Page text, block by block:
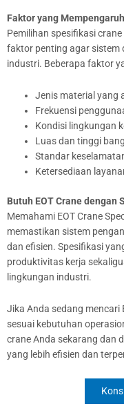
Faktor yang
Pemilihan spesifikasi
faktor penting agar sistem
industri. Beberapa faktor
Jenis material yang
Frekuensi
Kondisi lingkungan
Luas dan tinggi
Standar
Ketersediaan
Butuh EOT Crane
Memahami EOT Crane
memastikan sistem
dan efisien. Spesifikasi
produktivitas kerja
lingkungan industri.
Jika Anda sedang mencari
sesuai kebutuhan
crane Anda sekarang dan
yang lebih efisien dan